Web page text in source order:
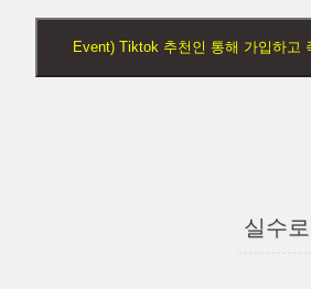
Event) Tiktok 추천인 통해 가입하고
실수